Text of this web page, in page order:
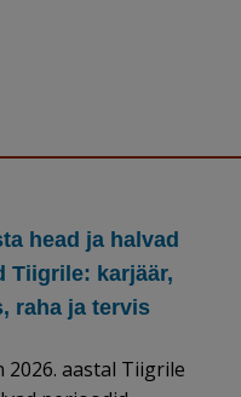
head ja halvad
Tiigrile: karjäär,
raha ja tervis
2026. aastal Tiigrile